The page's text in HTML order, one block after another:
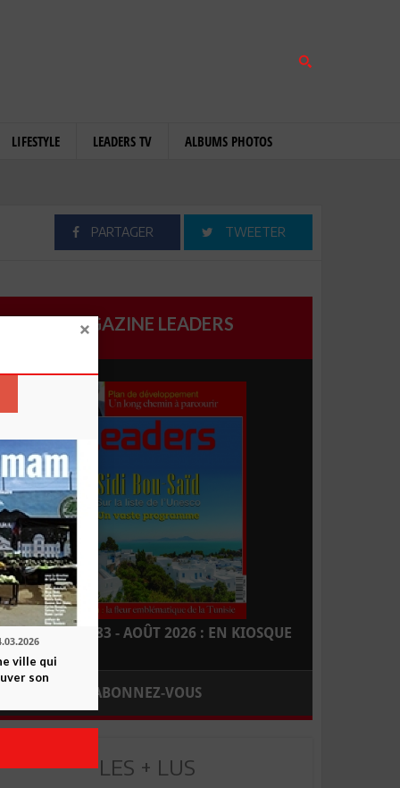
LIFESTYLE LEADERS TV ALBUMS PHOTOS
PARTAGER TWEETER
MAGAZINE LEADERS
LEADERS N° 183 - AOÛT 2026 : EN KIOSQUE
ABONNEZ-VOUS
LES + LUS
ville qui
son